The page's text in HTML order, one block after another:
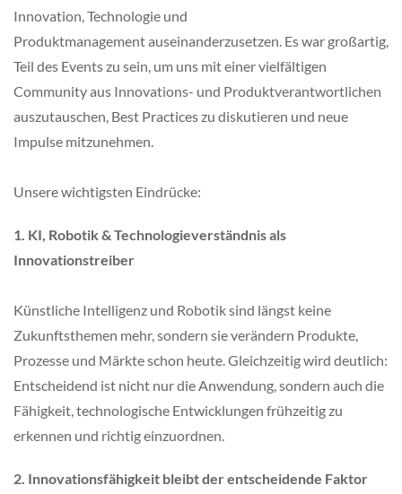
Innovation, Technologie und
Produktmanagement auseinanderzusetzen. Es war großartig,
Teil des Events zu sein, um uns mit einer vielfältigen
Community aus Innovations- und Produktverantwortlichen
auszutauschen, Best Practices zu diskutieren und neue
Impulse mitzunehmen.
Unsere wichtigsten Eindrücke:
1. KI, Robotik & Technologieverständnis als
Innovationstreiber
Künstliche Intelligenz und Robotik sind längst keine
Zukunftsthemen mehr, sondern sie verändern Produkte,
Prozesse und Märkte schon heute. Gleichzeitig wird deutlich:
Entscheidend ist nicht nur die Anwendung, sondern auch die
Fähigkeit, technologische Entwicklungen frühzeitig zu
erkennen und richtig einzuordnen.
2. Innovationsfähigkeit bleibt der entscheidende Faktor